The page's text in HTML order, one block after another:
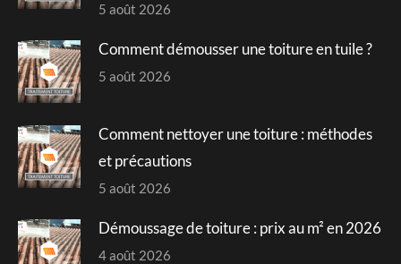
5 août 2026
Comment démousser une toiture en tuile ?
5 août 2026
Comment nettoyer une toiture : méthodes
et précautions
5 août 2026
Démoussage de toiture : prix au m² en 2026
4 août 2026